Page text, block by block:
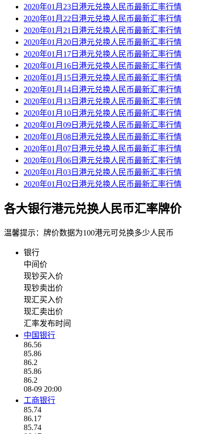
2020年01月23日港元兑换人民币最新汇率行情
2020年01月22日港元兑换人民币最新汇率行情
2020年01月21日港元兑换人民币最新汇率行情
2020年01月20日港元兑换人民币最新汇率行情
2020年01月17日港元兑换人民币最新汇率行情
2020年01月16日港元兑换人民币最新汇率行情
2020年01月15日港元兑换人民币最新汇率行情
2020年01月14日港元兑换人民币最新汇率行情
2020年01月13日港元兑换人民币最新汇率行情
2020年01月10日港元兑换人民币最新汇率行情
2020年01月09日港元兑换人民币最新汇率行情
2020年01月08日港元兑换人民币最新汇率行情
2020年01月07日港元兑换人民币最新汇率行情
2020年01月06日港元兑换人民币最新汇率行情
2020年01月03日港元兑换人民币最新汇率行情
2020年01月02日港元兑换人民币最新汇率行情
各大银行港元兑换人民币汇率牌价
温馨提示：牌价数据为100港元可兑换多少人民币
银行
中间价
现钞买入价
现钞卖出价
现汇买入价
现汇卖出价
汇率发布时间
中国银行
86.56
85.86
86.2
85.86
86.2
08-09 20:00
工商银行
85.74
86.17
85.74